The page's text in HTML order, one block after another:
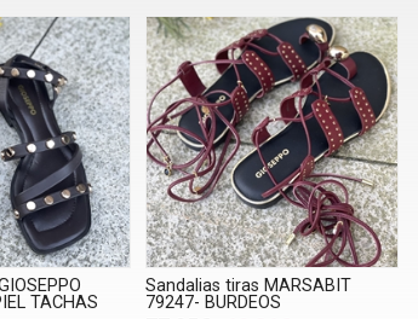
TACHAS
Sandalias tiras MARSABIT
79247- BURDEOS